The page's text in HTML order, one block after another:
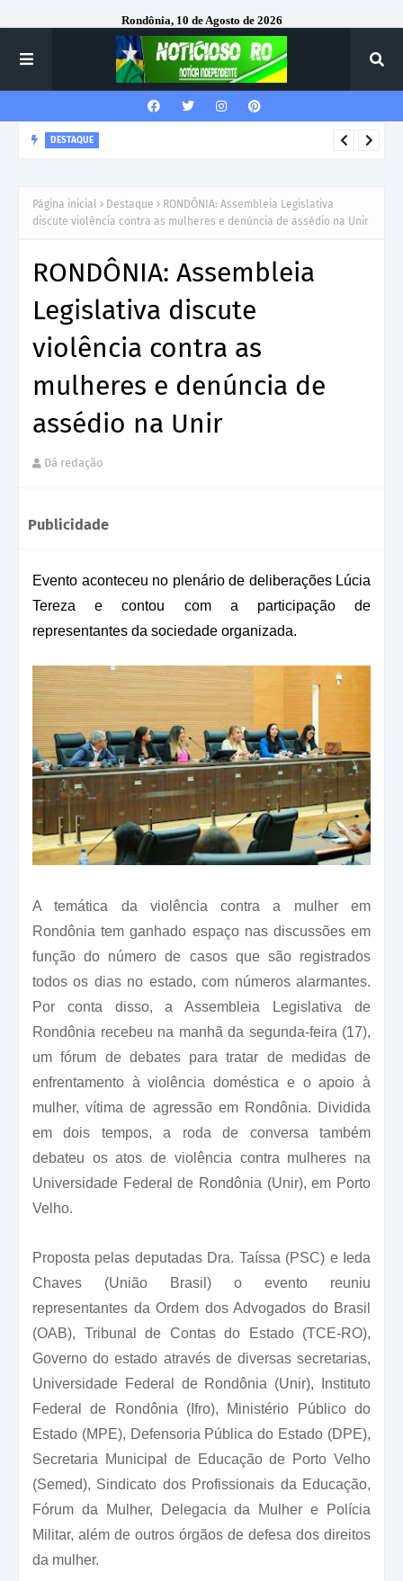
Rondônia, 10 de Agosto de 2026
DESTAQUE
Página inicial Destaque
RONDÔNIA: Assembleia Legislativa
discute violência contra as mulheres e denúncia de assédio na Unir
RONDÔNIA: Assembleia
Legislativa discute
violência contra as
mulheres e denúncia de
assédio na Unir
Dá redação
Publicidade
Evento aconteceu no plenário de deliberações Lúcia
Tereza e contou com a participação de
representantes da sociedade organizada.
A temática da violência contra a mulher em
Rondônia tem ganhado espaço nas discussões em
função do número de casos que são registrados
todos os dias no estado, com números alarmantes.
Por conta disso, a Assembleia Legislativa de
Rondônia recebeu na manhã da segunda-feira (17),
um fórum de debates para tratar de medidas de
enfrentamento à violência doméstica e o apoio à
mulher, vítima de agressão em Rondônia. Dividida
em dois tempos, a roda de conversa também
debateu os atos de violência contra mulheres na
Universidade Federal de Rondônia (Unir), em Porto
Velho.
Proposta pelas deputadas Dra. Taíssa (PSC) e Ieda
Chaves (União Brasil) o evento reuniu
representantes da Ordem dos Advogados do Brasil
(OAB), Tribunal de Contas do Estado (TCE-RO),
Governo do estado através de diversas secretarias,
Universidade Federal de Rondônia (Unir), Instituto
Federal de Rondônia (Ifro), Ministério Público do
Estado (MPE), Defensoria Pública do Estado (DPE),
Secretaria Municipal de Educação de Porto Velho
(Semed), Sindicato dos Profissionais da Educação,
Fórum da Mulher, Delegacia da Mulher e Polícia
Militar, além de outros órgãos de defesa dos direitos
da mulher.